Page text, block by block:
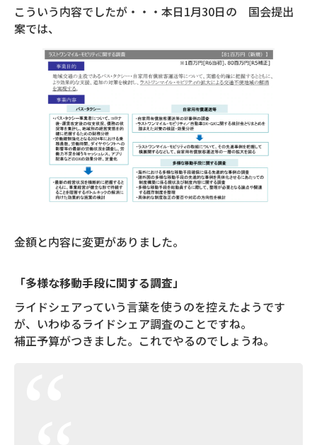
こういう内容でしたが・・・本日1月30日の 国会提出
案では、
金額と内容に変更がありました。
「多様な移動手段に関する調査」
ライドシェアっていう言葉を使うのを控えたようです
が、いわゆるライドシェア調査のことですね。
補正予算がつきました。これでやるのでしょうね。